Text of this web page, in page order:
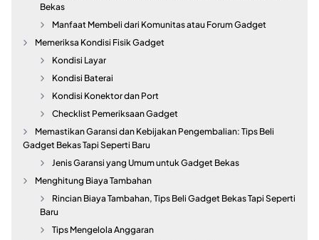
Bekas
Manfaat Membeli dari Komunitas atau Forum Gadget
Memeriksa Kondisi Fisik Gadget
Kondisi Layar
Kondisi Baterai
Kondisi Konektor dan Port
Checklist Pemeriksaan Gadget
Memastikan Garansi dan Kebijakan Pengembalian: Tips Beli
Gadget Bekas Tapi Seperti Baru
Jenis Garansi yang Umum untuk Gadget Bekas
Menghitung Biaya Tambahan
Rincian Biaya Tambahan, Tips Beli Gadget Bekas Tapi Seperti
Baru
Tips Mengelola Anggaran